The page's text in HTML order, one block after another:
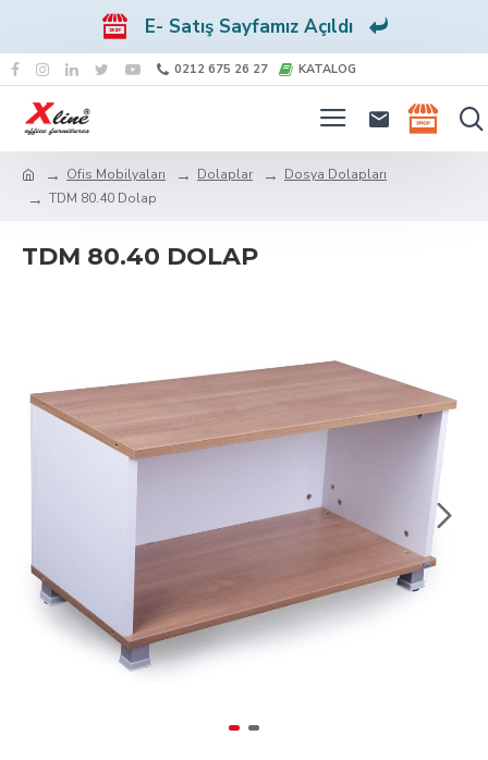
E- Satış Sayfamız Açıldı
0212 675 26 27 KATALOG
Ofis Mobilyaları Dolaplar
Dosya Dolapları
TDM 80.40 Dolap
TDM 80.40 DOLAP